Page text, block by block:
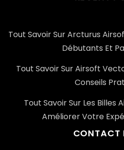
Tout Savoir Sur Arcturus
Débutants Et
Tout Savoir Sur Airsoft
Conseils
Tout Savoir Sur Les Billes
Améliorer Votre
CONTACT